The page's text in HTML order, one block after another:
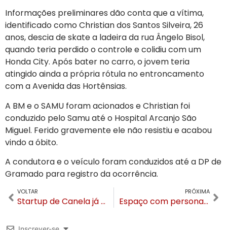
Informações preliminares dão conta que a vítima,
identificado como Christian dos Santos Silveira, 26
anos, descia de skate a ladeira da rua Ângelo Bisol,
quando teria perdido o controle e colidiu com um
Honda City. Após bater no carro, o jovem teria
atingido ainda a própria rótula no entroncamento
com a Avenida das Hortênsias.
A BM e o SAMU foram acionados e Christian foi
conduzido pelo Samu até o Hospital Arcanjo São
Miguel. Ferido gravemente ele não resistiu e acabou
vindo a óbito.
A condutora e o veículo foram conduzidos até a DP de
Gramado para registro da ocorrência.
VOLTAR
Startup de Canela já tem 50 empresas de nove estados em seu portfólio
PRÓXIMA
Espaço com personagens do canal Gloob é a nova atração da Selfie Gramado